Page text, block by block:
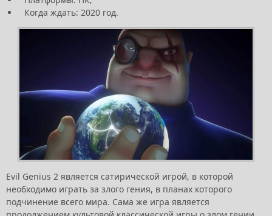
Когда ждать: 2020 год.
Evil Genius 2 является сатирической игрой, в которой
необходимо играть за злого гения, в планах которого
подчинение всего мира. Сама же игра является